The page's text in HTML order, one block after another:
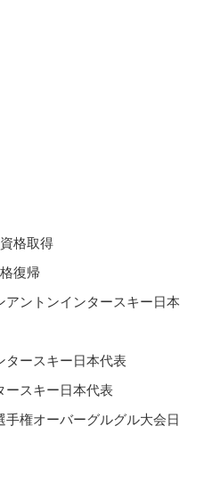
格取得
復帰
ントンインタースキー日本
ースキー日本代表
スキー日本代表
権オーバーグルグル大会日